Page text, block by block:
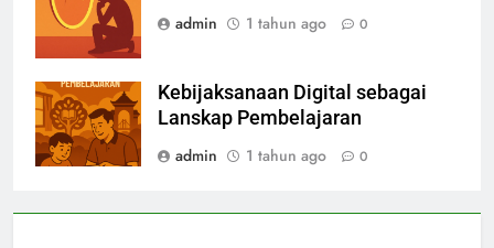
admin
1 tahun ago 0
Kebijaksanaan Digital sebagai
Lanskap Pembelajaran
admin
1 tahun ago 0